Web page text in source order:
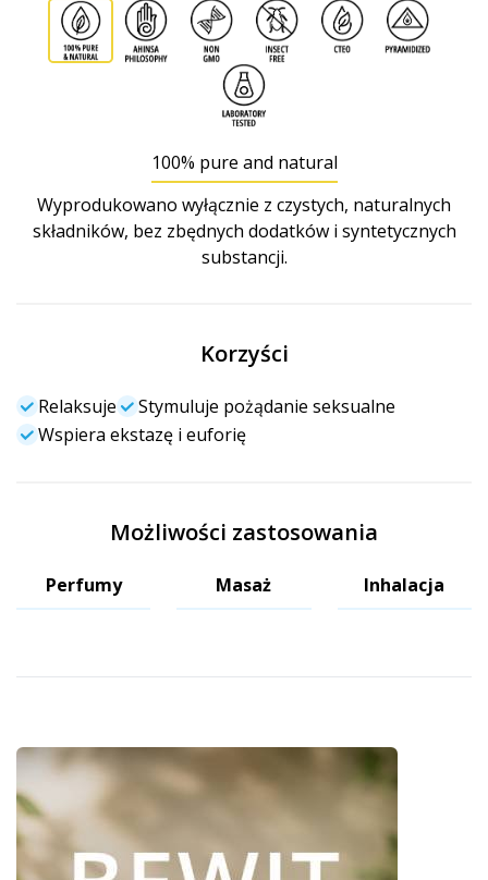
100% pure and natural
Wyprodukowano wyłącznie z czystych, naturalnych
składników, bez zbędnych dodatków i syntetycznych
substancji.
Korzyści
Relaksuje
Stymuluje pożądanie seksualne
Wspiera ekstazę i euforię
Możliwości zastosowania
Perfumy Masaż Inhalacja